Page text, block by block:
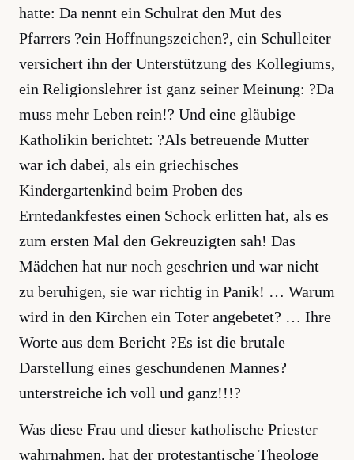
hatte: Da nennt ein Schulrat den Mut des
Pfarrers ?ein Hoffnungszeichen?, ein Schulleiter
versichert ihn der Unterstützung des Kollegiums,
ein Religionslehrer ist ganz seiner Meinung: ?Da
muss mehr Leben rein!? Und eine gläubige
Katholikin berichtet: ?Als betreuende Mutter
war ich dabei, als ein griechisches
Kindergartenkind beim Proben des
Erntedankfestes einen Schock erlitten hat, als es
zum ersten Mal den Gekreuzigten sah! Das
Mädchen hat nur noch geschrien und war nicht
zu beruhigen, sie war richtig in Panik! … Warum
wird in den Kirchen ein Toter angebetet? … Ihre
Worte aus dem Bericht ?Es ist die brutale
Darstellung eines geschundenen Mannes?
unterstreiche ich voll und ganz!!!?
Was diese Frau und dieser katholische Priester
wahrnahmen, hat der protestantische Theologe